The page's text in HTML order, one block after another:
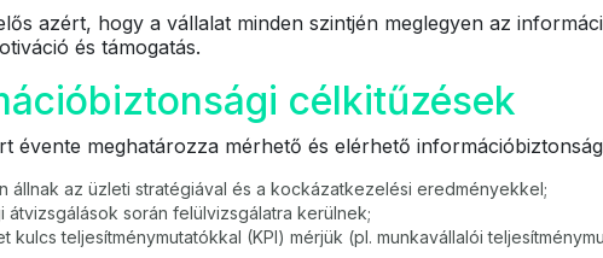
azért, hogy a vállalat minden szintjén meglegyen az
és támogatás.
célkitűzések
évente meghatározza mérhető és elérhető
állnak az üzleti stratégiával és a kockázatkezelési eredményekkel;
átvizsgálások során felülvizsgálatra kerülnek;
kulcs teljesítménymutatókkal (KPI) mérjük (pl. munkavállalói